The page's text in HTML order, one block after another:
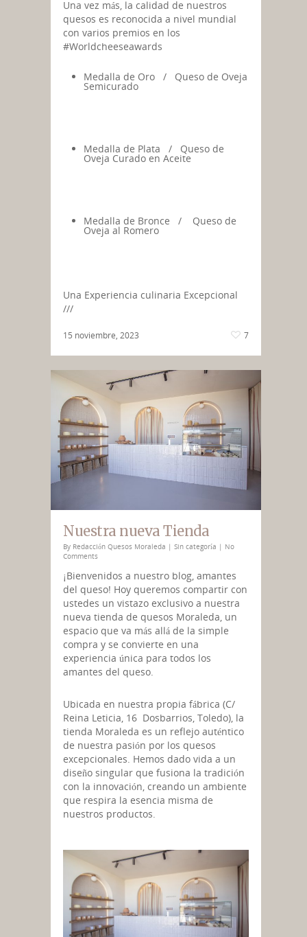
Una vez más, la calidad de nuestros
quesos es reconocida a nivel mundial
con varios premios en los
#Worldcheeseawards
Medalla de Oro / Queso de Oveja
Semicurado
Medalla de Plata / Queso de
Oveja Curado en Aceite
Medalla de Bronce / Queso de
Oveja al Romero
Una Experiencia culinaria Excepcional
///
15 noviembre, 2023 7
Nuestra nueva Tienda
By Redacción Quesos Moraleda | Sin categoría | No
Comments
¡Bienvenidos a nuestro blog, amantes
del queso! Hoy queremos compartir con
ustedes un vistazo exclusivo a nuestra
nueva tienda de quesos Moraleda, un
espacio que va más allá de la simple
compra y se convierte en una
experiencia única para todos los
amantes del queso.
Ubicada en nuestra propia fábrica (C/
Reina Leticia, 16 Dosbarrios, Toledo), la
tienda Moraleda es un reflejo auténtico
de nuestra pasión por los quesos
excepcionales. Hemos dado vida a un
diseño singular que fusiona la tradición
con la innovación, creando un ambiente
que respira la esencia misma de
nuestros productos.